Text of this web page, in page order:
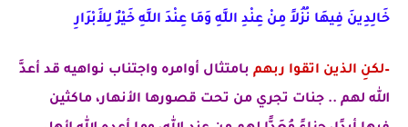
خَالِدِينَ فِيهَا نُزُلاً مِنْ عِنْدِ اللَّهِ وَمَا عِنْدَ اللَّهِ خَيْرٌ لِلأَبْرَارِ
–لكنِ الذين اتقوا ربهم بامتثال أوامره واجتناب نواهيه قد أعدَّ
الله لهم .. جنات تجري من تحت قصورها الأنهار، ماكثين